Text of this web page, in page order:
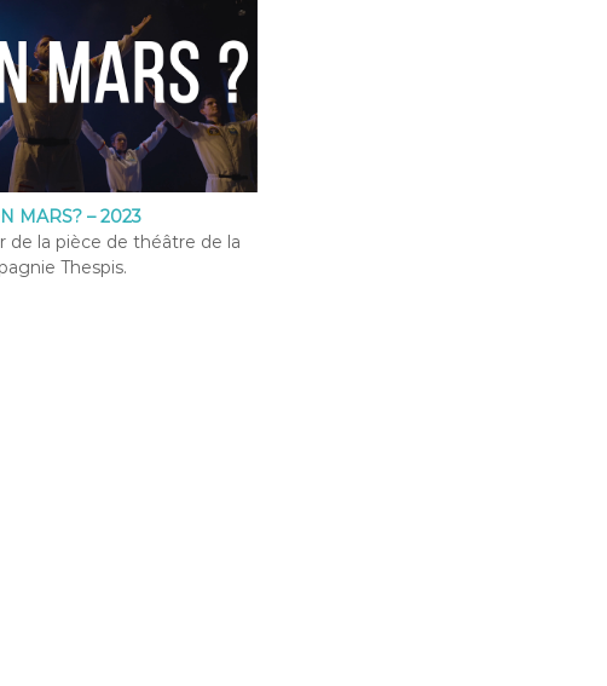
MARS? – 2023
de la pièce de théâtre de la
Thespis.